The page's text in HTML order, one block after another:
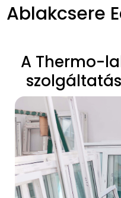
Ablakcsere
A Thermo-